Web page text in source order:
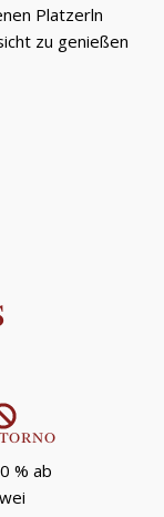
Platzerln
zu genießen
% ab